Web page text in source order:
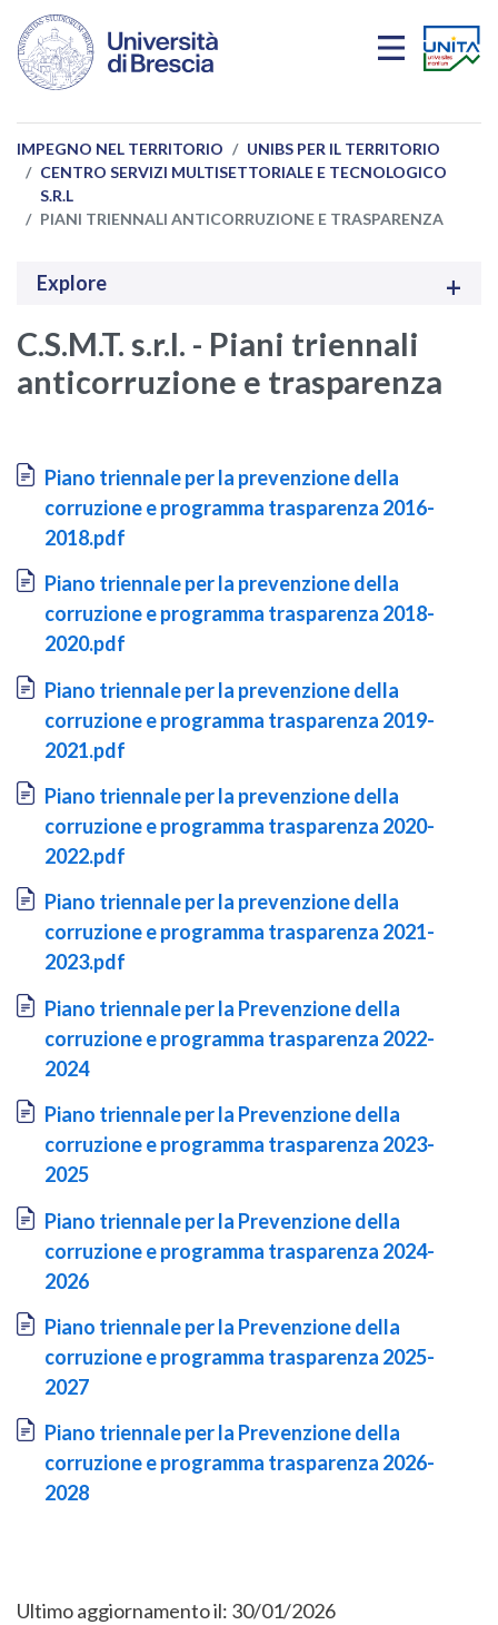
Salta al contenuto principale
IMPEGNO NEL TERRITORIO
UNIBS PER IL TERRITORIO
CENTRO SERVIZI MULTISETTORIALE E TECNOLOGICO
S.R.L
PIANI TRIENNALI ANTICORRUZIONE E TRASPARENZA
Explore
C.S.M.T. s.r.l. - Piani triennali
anticorruzione e trasparenza
Document
Piano triennale per la prevenzione della
corruzione e programma trasparenza 2016-
2018.pdf
Document
Piano triennale per la prevenzione della
corruzione e programma trasparenza 2018-
2020.pdf
Document
Piano triennale per la prevenzione della
corruzione e programma trasparenza 2019-
2021.pdf
Document
Piano triennale per la prevenzione della
corruzione e programma trasparenza 2020-
2022.pdf
Document
Piano triennale per la prevenzione della
corruzione e programma trasparenza 2021-
2023.pdf
Document
Piano triennale per la Prevenzione della
corruzione e programma trasparenza 2022-
2024
Document
Piano triennale per la Prevenzione della
corruzione e programma trasparenza 2023-
2025
Document
Piano triennale per la Prevenzione della
corruzione e programma trasparenza 2024-
2026
Document
Piano triennale per la Prevenzione della
corruzione e programma trasparenza 2025-
2027
Document
Piano triennale per la Prevenzione della
corruzione e programma trasparenza 2026-
2028
Ultimo aggiornamento il: 30/01/2026